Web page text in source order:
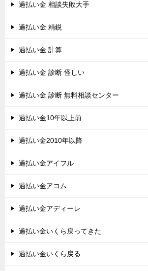
過払い金 相談失敗大手
過払い金 精鋭
過払い金 計算
過払い金 診断 怪しい
過払い金 診断 無料相談センター
過払い金10年以上前
過払い金2010年以降
過払い金アイフル
過払い金アコム
過払い金アディーレ
過払い金いくら戻ってきた
過払い金いくら戻る